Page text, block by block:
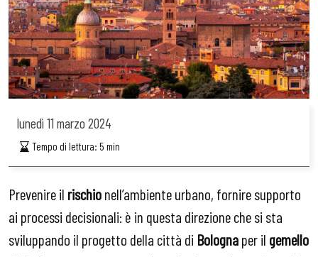
lunedì 11 marzo 2024
Tempo di lettura:5 min
Prevenire il rischionell’ambiente urbano, fornire supporto
ai processi decisionali: è in questa direzione che si sta
sviluppando il progetto della città di Bolognaper il gemello